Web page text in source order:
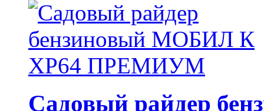
Садовый райдер